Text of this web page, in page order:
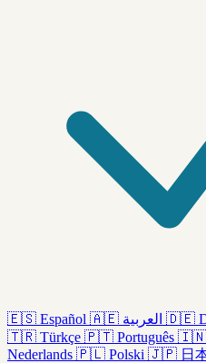
🇪🇸 Español 🇦🇪 العربية 🇩🇪
🇹🇷 Türkçe 🇵🇹 Português 🇮🇳
Nederlands 🇵🇱 Polski 🇯🇵 日